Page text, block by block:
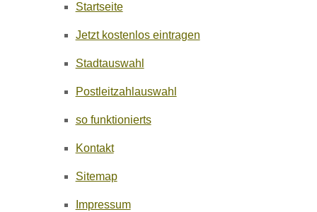
Startseite
Jetzt kostenlos eintragen
Stadtauswahl
Postleitzahlauswahl
so funktionierts
Kontakt
Sitemap
Impressum